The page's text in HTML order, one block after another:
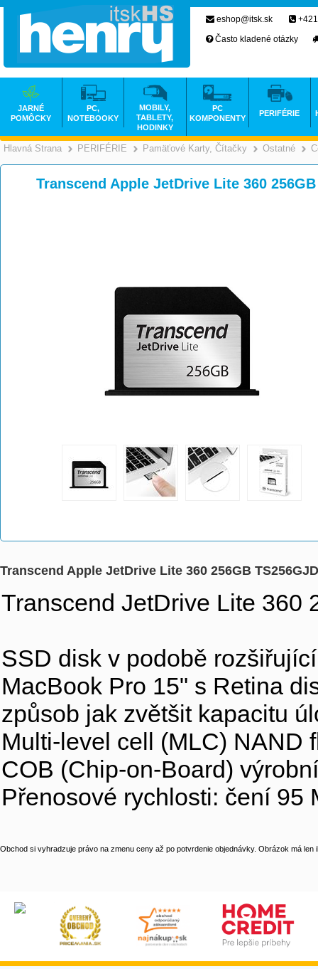
Hlavná Strana >
PERIFÉRIE >
Pamäťové Karty, Čítačky Ostatné
Transcend Apple JetDrive Lite 360 256GB
Transcend Apple JetDrive Lite 360 256GB
Transcend JetDrive Lite 360
SSD disk v podobě
MacBook Pro 15" s Retina
způsob jak zvětšit kapacitu
Multi-level cell (MLC) NAND
COB (Chip-on-Board)
Přenosové rychlosti: čení 95
Obchod si vyhradzuje právo na zmenu ceny až po potvrdenie objednávky. Obrázok má len
eshop@itsk.sk
Často kladené otázky
JARNÉ
POMÔCKY
PC,
NOTEBOOKY
MOBILY,
TABLETY,
HODINKY
PC
KOMPONENTY
PERIFÉRIE